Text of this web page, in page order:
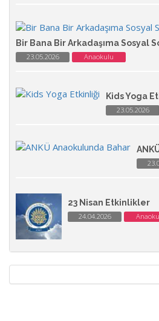
Bir Bana Bir Arkadaşıma Sosyal
23.05.2026 Anaokulu
Kids Yoga
23.05.2026
23 Nisan Etkinlikler
24.04.2026